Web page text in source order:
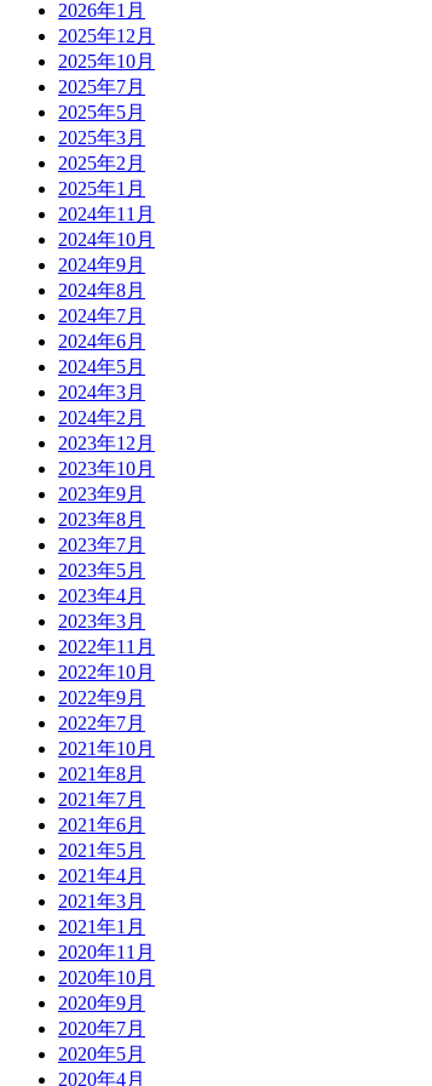
2026年1月
2025年12月
2025年10月
2025年7月
2025年5月
2025年3月
2025年2月
2025年1月
2024年11月
2024年10月
2024年9月
2024年8月
2024年7月
2024年6月
2024年5月
2024年3月
2024年2月
2023年12月
2023年10月
2023年9月
2023年8月
2023年7月
2023年5月
2023年4月
2023年3月
2022年11月
2022年10月
2022年9月
2022年7月
2021年10月
2021年8月
2021年7月
2021年6月
2021年5月
2021年4月
2021年3月
2021年1月
2020年11月
2020年10月
2020年9月
2020年7月
2020年5月
2020年4月